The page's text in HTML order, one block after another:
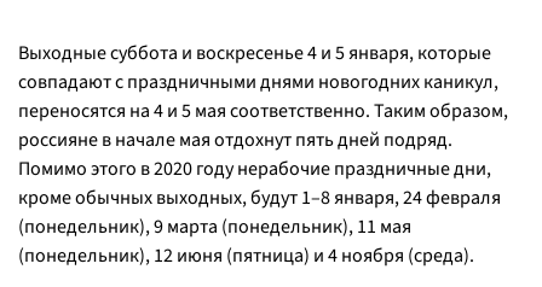
Выходные суббота и воскресенье 4 и 5 января, которые
совпадают с праздничными днями новогодних каникул,
переносятся на 4 и 5 мая соответственно. Таким образом,
россияне в начале мая отдохнут пять дней подряд.
Помимо этого в 2020 году нерабочие праздничные дни,
кроме обычных выходных, будут 1–8 января, 24 февраля
(понедельник), 9 марта (понедельник), 11 мая
(понедельник), 12 июня (пятница) и 4 ноября (среда).